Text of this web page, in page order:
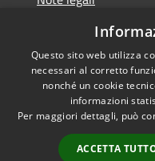
Dichiarazione di
Accessibilità
Questo sito web utilizza
necessari al corretto
nonché un cookie
informazioni
Per maggiori dettagli, può
ACCETTA